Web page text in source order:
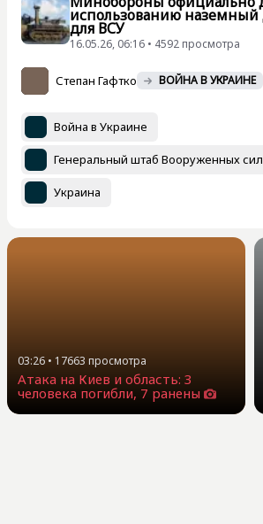
использованию
для ВСУ
16.05.26, 06:16 • 4592 просмотра
Степан Гафтко ВОЙНА В УКРАИНЕ
Война в Украине
Генеральный штаб Вооруженных
Украина
03:26 • 17663 просмотра
Атака на Киев и область: 3
человека погибли, 7 ранены